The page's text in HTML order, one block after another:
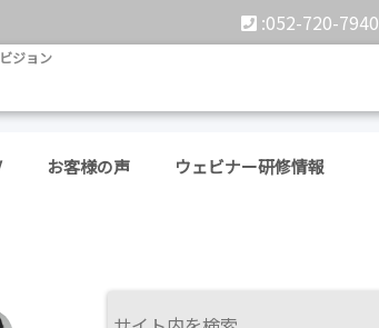
:052-720-7940
ジョン
お客様の声 ウェビナー研修情報